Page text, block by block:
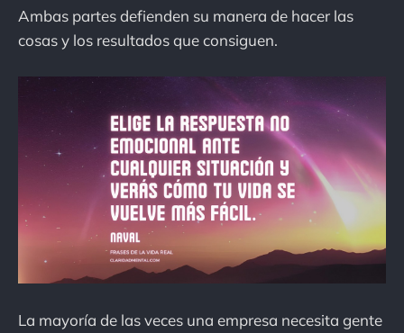
Ambas partes defienden su manera de hacer las
cosas y los resultados que consiguen.
La mayoría de las veces una empresa necesita gente